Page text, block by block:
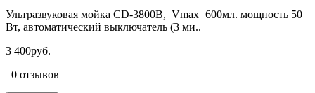
Ультразвуковая мойка CD-3800B, Vmax=600мл. мощность 50
Вт, автоматический выключатель (3 ми..
3 400руб.
0 отзывов